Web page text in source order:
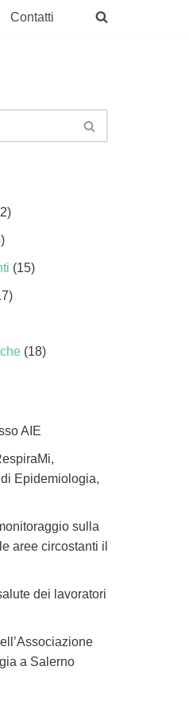
Contatti
(15)
(18)
AIE
Epidemiologia,
sulla
aree circostanti il
dei lavoratori
a Salerno